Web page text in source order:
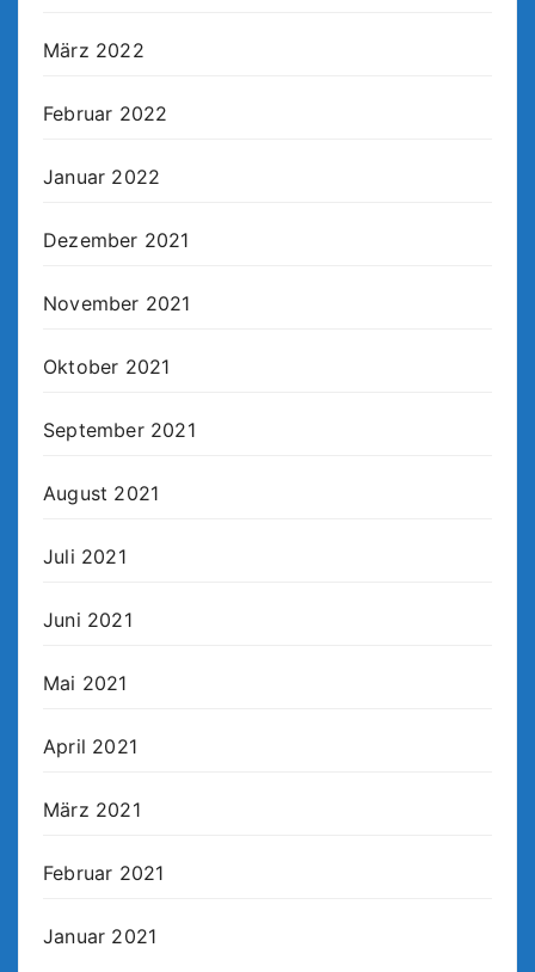
März 2022
Februar 2022
Januar 2022
Dezember 2021
November 2021
Oktober 2021
September 2021
August 2021
Juli 2021
Juni 2021
Mai 2021
April 2021
März 2021
Februar 2021
Januar 2021